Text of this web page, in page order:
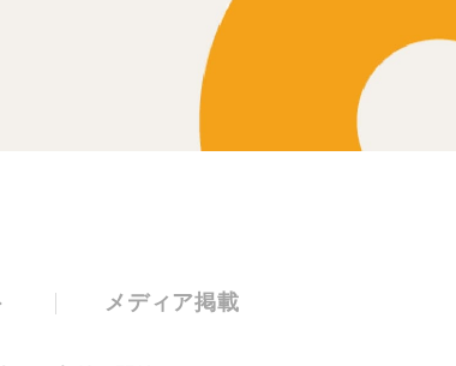
メディア掲載